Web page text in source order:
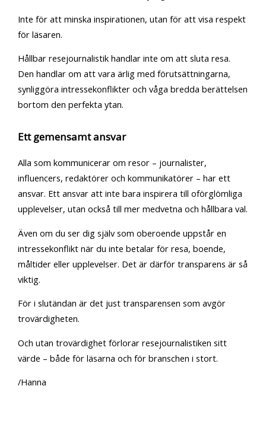
Inte för att minska inspirationen, utan för att visa respekt
för läsaren.
Hållbar resejournalistik handlar inte om att sluta resa.
Den handlar om att vara ärlig med förutsättningarna,
synliggöra intressekonflikter och våga bredda berättelsen
bortom den perfekta ytan.
Ett gemensamt ansvar
Alla som kommunicerar om resor – journalister,
influencers, redaktörer och kommunikatörer – har ett
ansvar. Ett ansvar att inte bara inspirera till oförglömliga
upplevelser, utan också till mer medvetna och hållbara val.
Även om du ser dig själv som oberoende uppstår en
intressekonflikt när du inte betalar för resa, boende,
måltider eller upplevelser. Det är därför transparens är så
viktig.
För i slutändan är det just transparensen som avgör
trovärdigheten.
Och utan trovärdighet förlorar resejournalistiken sitt
värde – både för läsarna och för branschen i stort.
/Hanna